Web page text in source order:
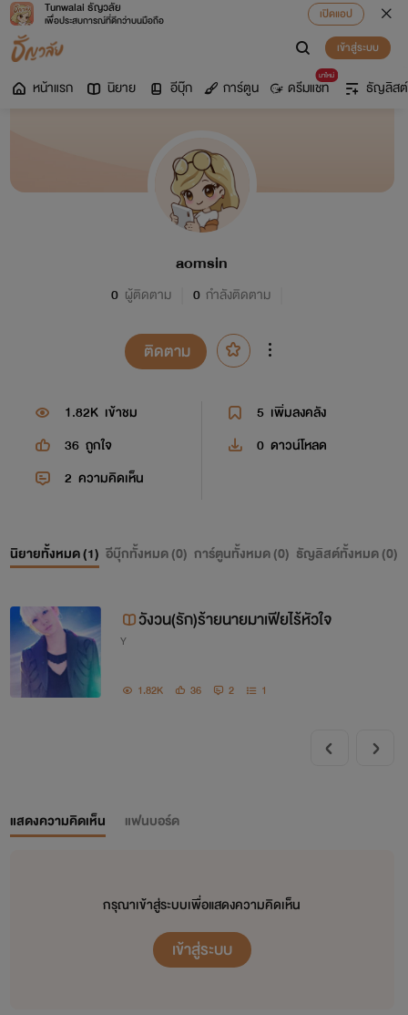
Tunwalai ธัญวลัย
เพื่อประสบการณ์ที่ดีกว่าบนมือถือ
เปิดแอป
เข้าสู่ระบบ
หน้าแรก นิยาย อีบุ๊ก การ์ตูน
มาใหม่
ดรีมแชท ธัญลิสต์
aomsin
0 ผู้ติดตาม 0 กำลังติดตาม
ติดตาม
1.82K เข้าชม 5 เพิ่มลงคลัง
36 ถูกใจ 0 ดาวน์โหลด
2 ความคิดเห็น
นิยายทั้งหมด (1) อีบุ๊กทั้งหมด (0) การ์ตูนทั้งหมด (0) ธัญลิสต์ทั้งหมด (0)
วังวน(รัก)ร้ายนายมาเฟียไร้หัวใจ
Y
1.82K 36 2 1
แสดงความคิดเห็น แฟนบอร์ด
กรุณาเข้าสู่ระบบเพื่อแสดงความคิดเห็น
เข้าสู่ระบบ